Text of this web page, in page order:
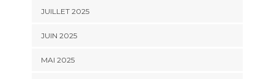
JUILLET 2025
JUIN 2025
MAI 2025